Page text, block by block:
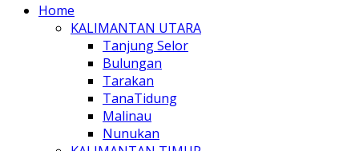
Home
KALIMANTAN UTARA
Tanjung Selor
Bulungan
Tarakan
TanaTidung
Malinau
Nunukan